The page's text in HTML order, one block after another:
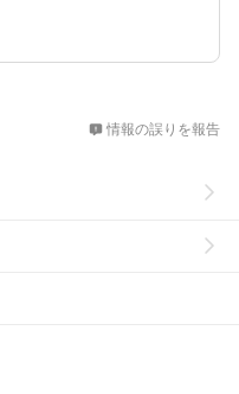
情報の誤りを報告